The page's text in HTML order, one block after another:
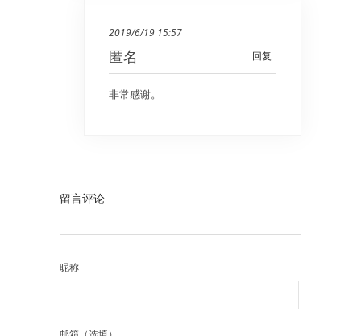
2019/6/19 15:57
回复
匿名
非常感谢。
留言评论
昵称